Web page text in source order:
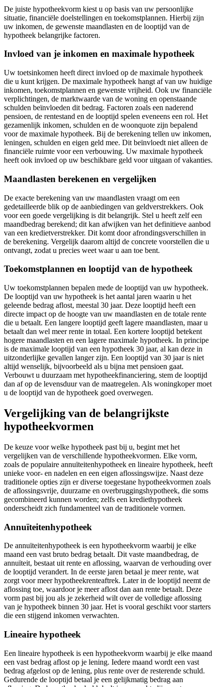
De juiste hypotheekvorm kiest u op basis van uw persoonlijke
situatie, financiële doelstellingen en toekomstplannen. Hierbij zijn
uw inkomen, de gewenste maandlasten en de looptijd van de
hypotheek belangrijke factoren.
Invloed van je inkomen en maximale hypotheek
Uw toetsinkomen heeft direct invloed op de maximale hypotheek
die u kunt krijgen. De maximale hypotheek hangt af van uw huidige
inkomen, toekomstplannen en gewenste vrijheid. Ook uw financiële
verplichtingen, de marktwaarde van de woning en openstaande
schulden beïnvloeden dit bedrag. Factoren zoals een naderend
pensioen, de rentestand en de looptijd spelen eveneens een rol. Het
gezamenlijk inkomen, schulden en de woonquote zijn bepalend
voor de maximale hypotheek. Bij de berekening tellen uw inkomen,
leningen, schulden en eigen geld mee. Dit beïnvloedt niet alleen de
financiële ruimte voor een verbouwing. Uw maximale hypotheek
heeft ook invloed op uw beschikbare geld voor uitgaan of vakanties.
Maandlasten berekenen en vergelijken
De exacte berekening van uw maandlasten vraagt om een
gedetailleerde blik op de aanbiedingen van geldverstrekkers. Ook
voor een goede vergelijking is dit belangrijk. Stel u heeft zelf een
maandbedrag berekend; dit kan afwijken van het definitieve aanbod
van een kredietverstrekker. Dit komt door afrondingsverschillen in
de berekening. Vergelijk daarom altijd de concrete voorstellen die u
ontvangt, zodat u precies weet waar u aan toe bent.
Toekomstplannen en looptijd van de hypotheek
Uw toekomstplannen bepalen mede de looptijd van uw hypotheek.
De looptijd van uw hypotheek is het aantal jaren waarin u het
geleende bedrag aflost, meestal 30 jaar. Deze looptijd heeft een
directe impact op de hoogte van uw maandlasten en de totale rente
die u betaalt. Een langere looptijd geeft lagere maandlasten, maar u
betaalt dan wel meer rente in totaal. Een kortere looptijd betekent
hogere maandlasten en een lagere maximale hypotheek. In principe
is de maximale looptijd van een hypotheek 30 jaar, al kan deze in
uitzonderlijke gevallen langer zijn. Een looptijd van 30 jaar is niet
altijd wenselijk, bijvoorbeeld als u bijna met pensioen gaat.
Verbouwt u duurzaam met hypotheekfinanciering, stem de looptijd
dan af op de levensduur van de maatregelen. Als woningkoper moet
u de looptijd van de hypotheek goed overwegen.
Vergelijking van de belangrijkste
hypotheekvormen
De keuze voor welke hypotheek past bij u, begint met het
vergelijken van de verschillende hypotheekvormen. Elke vorm,
zoals de populaire annuïteitenhypotheek en lineaire hypotheek, heeft
unieke voor- en nadelen en een eigen aflossingswijze. Naast deze
traditionele opties zijn er diverse toegestane hypotheekvormen zoals
de aflossingsvrije, duurzame en overbruggingshypotheek, die soms
gecombineerd kunnen worden; zelfs een krediethypotheek
onderscheidt zich fundamenteel van de traditionele vormen.
Annuïteitenhypotheek
De annuïteitenhypotheek is een hypotheekvorm waarbij je elke
maand een vast bruto bedrag betaalt. Dit vaste maandbedrag, de
annuïteit, bestaat uit rente en aflossing, waarvan de verhouding over
de looptijd verandert. In de eerste jaren betaal je meer rente, wat
zorgt voor meer hypotheekrenteaftrek. Later in de looptijd neemt de
aflossing toe, waardoor je meer aflost dan aan rente betaalt. Deze
vorm past bij jou als je zekerheid wilt over de volledige aflossing
van je hypotheek binnen 30 jaar. Het is vooral geschikt voor starters
die een stijgend inkomen verwachten.
Lineaire hypotheek
Een lineaire hypotheek is een hypotheekvorm waarbij je elke maand
een vast bedrag aflost op je lening. Iedere maand wordt een vast
bedrag afgelost op de lening, plus rente over de resterende schuld.
Gedurende de looptijd betaal je een gelijkmatig bedrag aan